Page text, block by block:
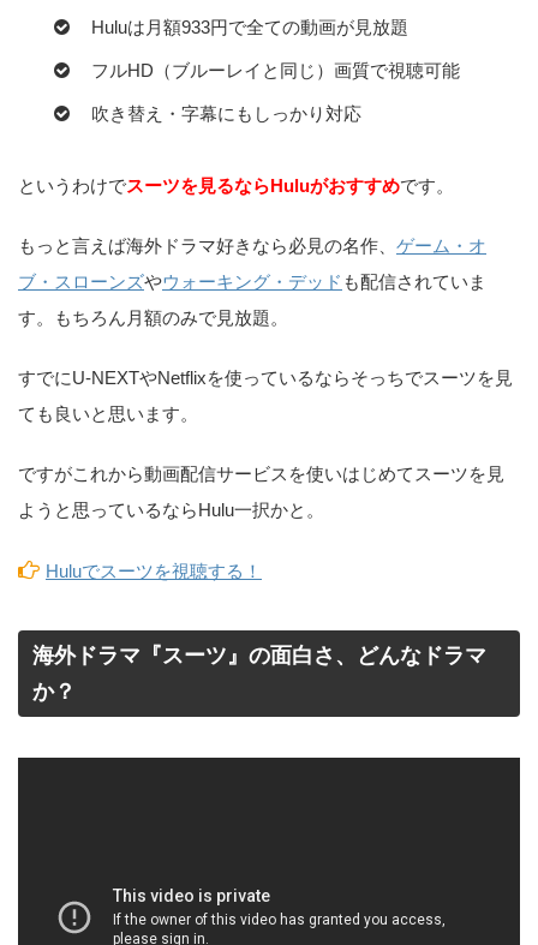
Huluは月額933円で全ての動画が見放題
フルHD（ブルーレイと同じ）画質で視聴可能
吹き替え・字幕にもしっかり対応
というわけでスーツを見るならHuluがおすすめです。
もっと言えば海外ドラマ好きなら必見の名作、 ゲーム・オ
ブ・スローンズやウォーキング・デッド も配信されていま
す。もちろん月額のみで見放題。
すでにU-NEXTやNetflixを使っているならそっちでスーツを見
ても良いと思います。
ですがこれから動画配信サービスを使いはじめてスーツを見
ようと思っているならHulu一択かと。
Huluでスーツを視聴する！
海外ドラマ『スーツ』の面白さ、どんなドラマ
か？